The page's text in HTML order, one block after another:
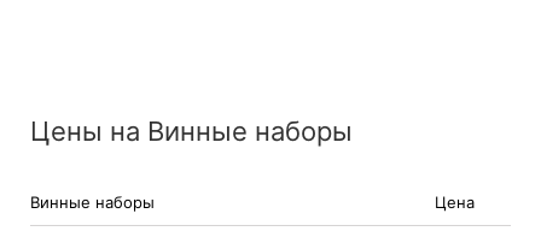
Цены на Винные наборы
Винные наборы Цена